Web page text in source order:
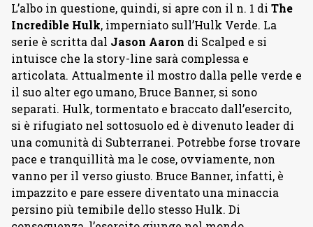
L’albo in questione, quindi, si apre con il n. 1 di The
Incredible Hulk, imperniato sull’Hulk Verde. La
serie è scritta dal Jason Aaron di Scalped e si
intuisce che la story-line sarà complessa e
articolata. Attualmente il mostro dalla pelle verde e
il suo alter ego umano, Bruce Banner, si sono
separati. Hulk, tormentato e braccato dall’esercito,
si è rifugiato nel sottosuolo ed è divenuto leader di
una comunità di Subterranei. Potrebbe forse trovare
pace e tranquillità ma le cose, ovviamente, non
vanno per il verso giusto. Bruce Banner, infatti, è
impazzito e pare essere diventato una minaccia
persino più temibile dello stesso Hulk. Di